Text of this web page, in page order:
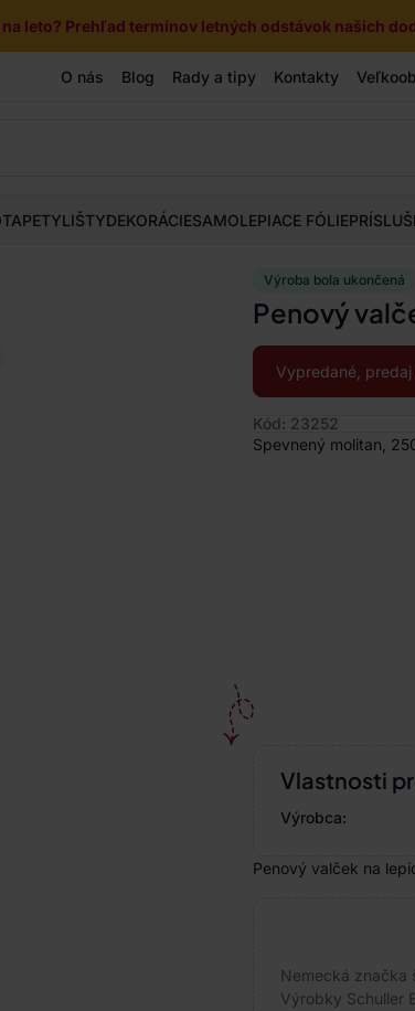
na leto? Prehľad termínov letných odstávok našich
O nás Blog Rady a tipy Kontakty
LIŠTYDEKORÁCIESAMOLEPIACE FÓLIE
Výroba bola ukončená
Penový
Vypredané, predaj
Kód: 23252
Spevnený molitan,
Vlastnosti
Výrobca:
Penový valček na
Nemecká značka
Výrobky Schuller